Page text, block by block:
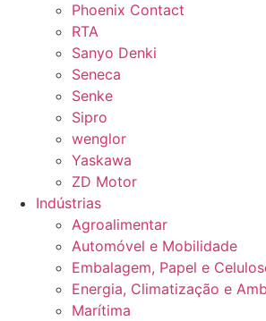
Phoenix Contact
RTA
Sanyo Denki
Seneca
Senke
Sipro
wenglor
Yaskawa
ZD Motor
Indústrias
Agroalimentar
Automóvel e Mobilidade
Embalagem, Papel e
Energia, Climatização e
Marítima